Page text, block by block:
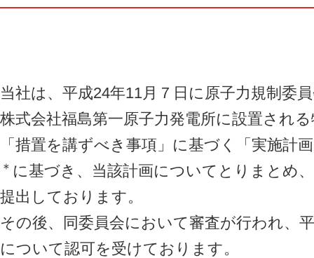
当社は、平成24年11月７日に原子力規制委
株式会社福島第一原子力発電所に設置され
「措置を講ずべき事項」に基づく「実施計
＊ に基づき、当該計画についてとりまとめ
提出しております。
その後、同委員会において審査が行われ、
について認可を受けております。